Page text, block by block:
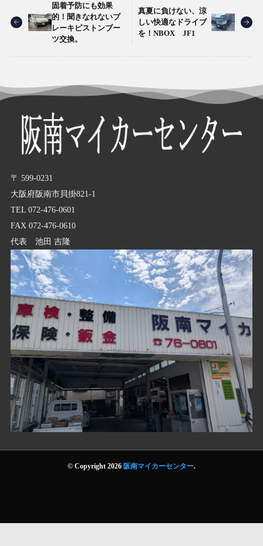
固着予防にも効果
的！聞きなれないブ
レーキピストンブー
ツ交換。
真夏に負けない、涼
しい快適なドライブ
を！NBOX JF1
〒 599-0231
大阪府阪南市貝掛821-1
TEL 072-476-0601
FAX 072-476-0610
代表 池田 吉隆
© Copyright 2026 阪南マイカーセンター.